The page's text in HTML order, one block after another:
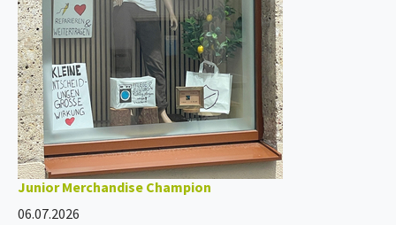
Junior Merchandise Champion
06.07.2026